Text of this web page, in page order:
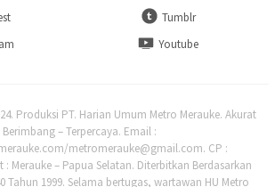
Tumblr
Youtube
Produksi PT. Harian Umum Metro Merauke. Akurat
Berimbang – Terpercaya. Email :
metromerauke@gmail.com. CP :
: Merauke – Papua Selatan. Diterbitkan Berdasarkan
Tahun 1999. Selama bertugas, wartawan HU Metro